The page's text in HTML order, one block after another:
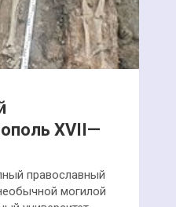
XVII—
православный
могилой